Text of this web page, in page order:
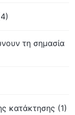
τη σημασία
κατάκτησης (1)